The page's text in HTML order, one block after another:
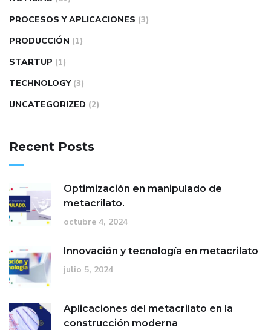
PROCESOS Y APLICACIONES (3)
PRODUCCIÓN (1)
STARTUP (1)
TECHNOLOGY (3)
UNCATEGORIZED (2)
Recent Posts
Optimización en manipulado de
metacrilato.
octubre 4, 2024
Innovación y tecnología en metacrilato
julio 5, 2024
Aplicaciones del metacrilato en la
construcción moderna